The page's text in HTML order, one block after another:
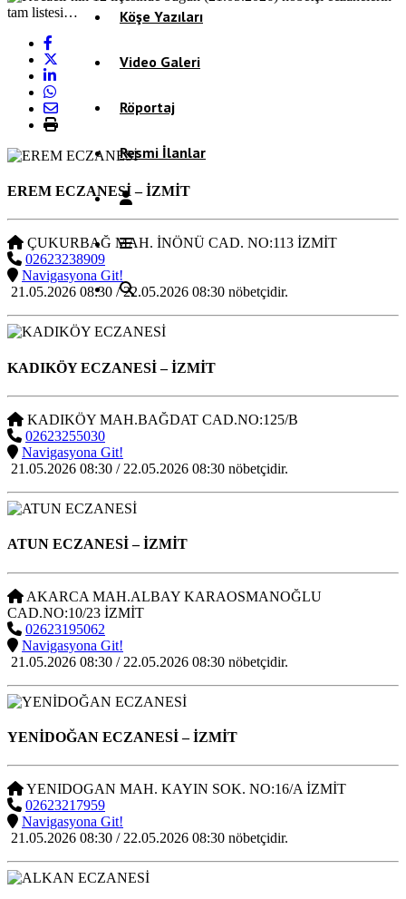
Köşe Yazıları
Video Galeri
Röportaj
Resmi İlanlar
EREM ECZANESİ– İZMİT
ÇUKURBAĞ MAH. İNÖNÜ CAD. NO:113 İZMİT
02623238909
Navigasyona Git!
21.05.2026 08:30 / 22.05.2026 08:30 nöbetçidir.
KADIKÖY ECZANESİ– İZMİT
KADIKÖY MAH.BAĞDAT CAD.NO:125/B
02623255030
Navigasyona Git!
21.05.2026 08:30 / 22.05.2026 08:30 nöbetçidir.
ATUN ECZANESİ– İZMİT
AKARCA MAH.ALBAY KARAOSMANOĞLU
CAD.NO:10/23 İZMİT
02623195062
Navigasyona Git!
21.05.2026 08:30 / 22.05.2026 08:30 nöbetçidir.
YENİDOĞAN ECZANESİ– İZMİT
YENIDOGAN MAH. KAYIN SOK. NO:16/A İZMİT
02623217959
Navigasyona Git!
21.05.2026 08:30 / 22.05.2026 08:30 nöbetçidir.